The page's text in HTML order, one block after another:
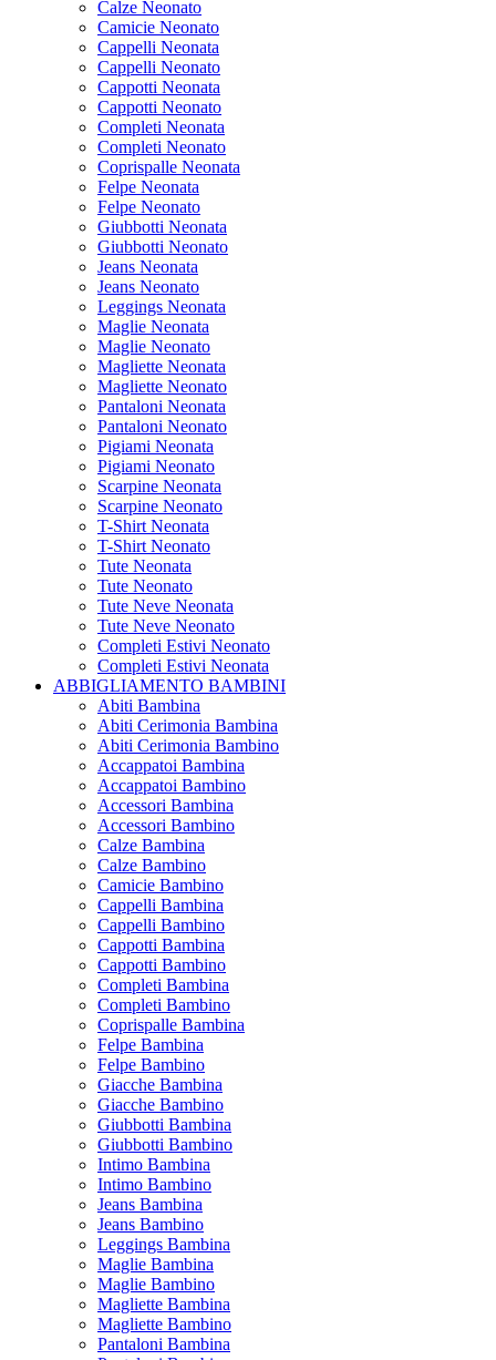
Calze Neonato
Camicie Neonato
Cappelli Neonata
Cappelli Neonato
Cappotti Neonata
Cappotti Neonato
Completi Neonata
Completi Neonato
Coprispalle Neonata
Felpe Neonata
Felpe Neonato
Giubbotti Neonata
Giubbotti Neonato
Jeans Neonata
Jeans Neonato
Leggings Neonata
Maglie Neonata
Maglie Neonato
Magliette Neonata
Magliette Neonato
Pantaloni Neonata
Pantaloni Neonato
Pigiami Neonata
Pigiami Neonato
Scarpine Neonata
Scarpine Neonato
T-Shirt Neonata
T-Shirt Neonato
Tute Neonata
Tute Neonato
Tute Neve Neonata
Tute Neve Neonato
Completi Estivi Neonato
Completi Estivi Neonata
ABBIGLIAMENTO BAMBINI
Abiti Bambina
Abiti Cerimonia Bambina
Abiti Cerimonia Bambino
Accappatoi Bambina
Accappatoi Bambino
Accessori Bambina
Accessori Bambino
Calze Bambina
Calze Bambino
Camicie Bambino
Cappelli Bambina
Cappelli Bambino
Cappotti Bambina
Cappotti Bambino
Completi Bambina
Completi Bambino
Coprispalle Bambina
Felpe Bambina
Felpe Bambino
Giacche Bambina
Giacche Bambino
Giubbotti Bambina
Giubbotti Bambino
Intimo Bambina
Intimo Bambino
Jeans Bambina
Jeans Bambino
Leggings Bambina
Maglie Bambina
Maglie Bambino
Magliette Bambina
Magliette Bambino
Pantaloni Bambina